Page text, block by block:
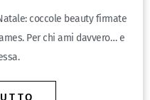
coccole beauty firmate
Per chi ami davvero… e